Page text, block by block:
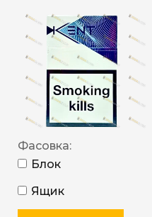
Фасовка:
Блок
Ящик